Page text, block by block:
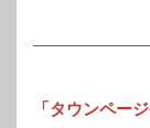
「タウンペー